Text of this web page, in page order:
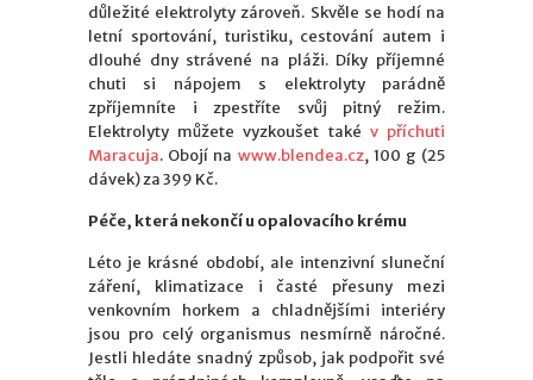
důležité elektrolyty zároveň. Skvěle se hodí na
letní sportování, turistiku, cestování autem i
dlouhé dny strávené na pláži. Díky příjemné
chuti si nápojem s elektrolyty parádně
zpříjemníte i zpestříte svůj pitný režim.
Elektrolyty můžete vyzkoušet také v příchuti
Maracuja. Obojí na www.blendea.cz, 100 g (25
dávek) za 399 Kč.
Péče, která nekončí u opalovacího krému
Léto je krásné období, ale intenzivní sluneční
záření, klimatizace i časté přesuny mezi
venkovním horkem a chladnějšími interiéry
jsou pro celý organismus nesmírně náročné.
Jestli hledáte snadný způsob, jak podpořit své